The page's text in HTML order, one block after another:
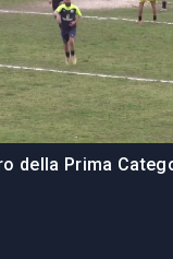
della Prima